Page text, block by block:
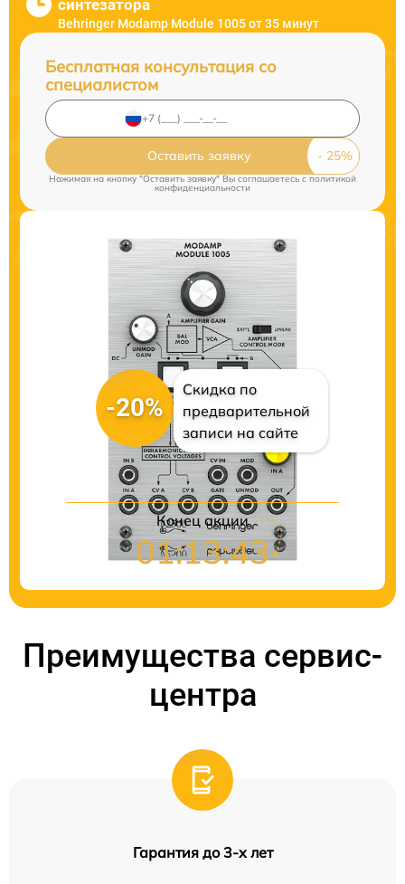
синтезатора
Behringer Modamp Module 1005 от 35 минут
Бесплатная консультация со
специалистом
Оставить заявку
Нажимая на кнопку "Оставить заявку" Вы соглашаетесь cполитикой
конфиденциальности
-20%
Скидка по
предварительной
записи на сайте
Конец акции
01:13:42
Преимущества сервис-
центра
Гарантия до 3-х лет